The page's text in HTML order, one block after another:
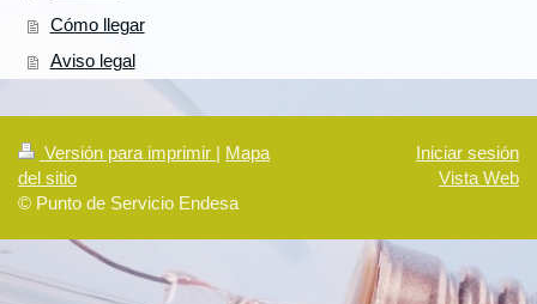
Cómo llegar
Aviso legal
Versión para imprimir | Mapa
del sitio
© Punto de Servicio Endesa
Iniciar sesión
Vista Web